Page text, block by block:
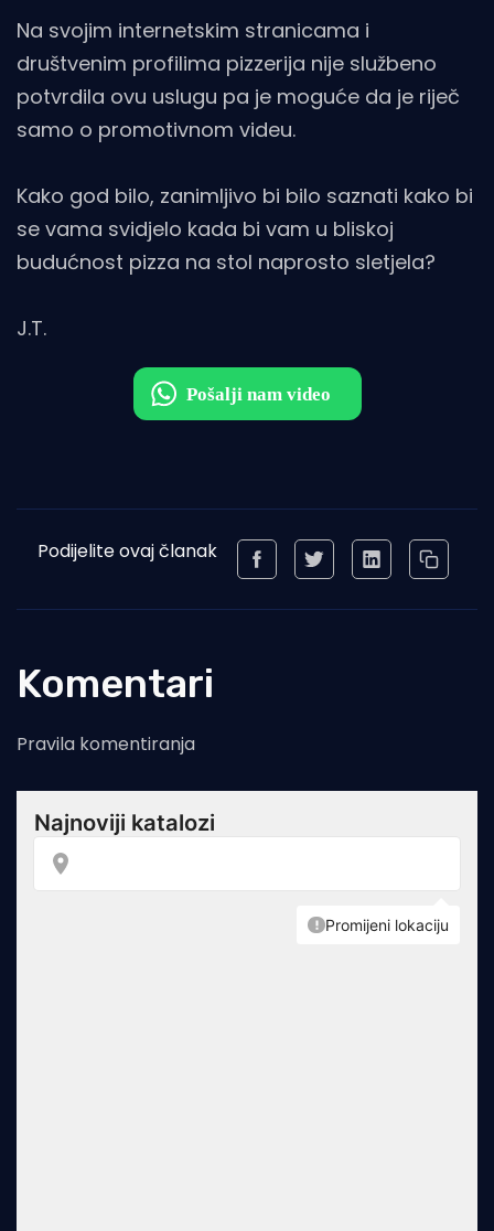
Na svojim internetskim stranicama i
društvenim profilima pizzerija nije službeno
potvrdila ovu uslugu pa je moguće da je riječ
samo o promotivnom videu.
Kako god bilo, zanimljivo bi bilo saznati kako bi
se vama svidjelo kada bi vam u bliskoj
budućnost pizza na stol naprosto sletjela?
J.T.
Podijelite ovaj članak
Komentari
Pravila komentiranja